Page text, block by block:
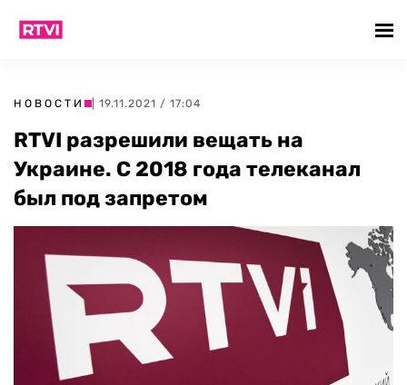
НОВОСТИ | 19.11.2021 / 17:04
RTVI разрешили вещать на
Украине. С 2018 года телеканал
был под запретом